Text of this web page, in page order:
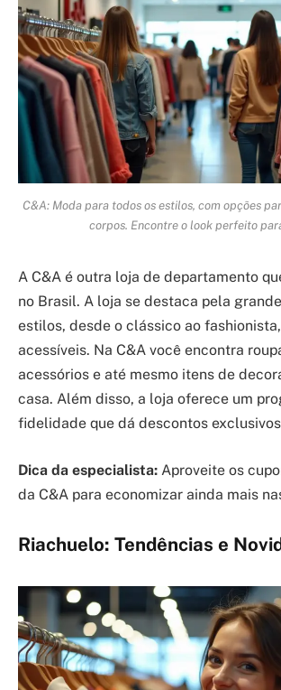
C&A: Moda para todos os estilos, com opções
corpos. Encontre o look perfeito
A C&A é outra loja de departamento
no Brasil. A loja se destaca pela
estilos, desde o clássico ao
acessíveis. Na C&A você encontra
acessórios e até mesmo itens de
casa. Além disso, a loja oferece um
fidelidade que dá descontos
Dica da especialista: Aproveite os
da C&A para economizar ainda mais
Riachuelo: Tendências e